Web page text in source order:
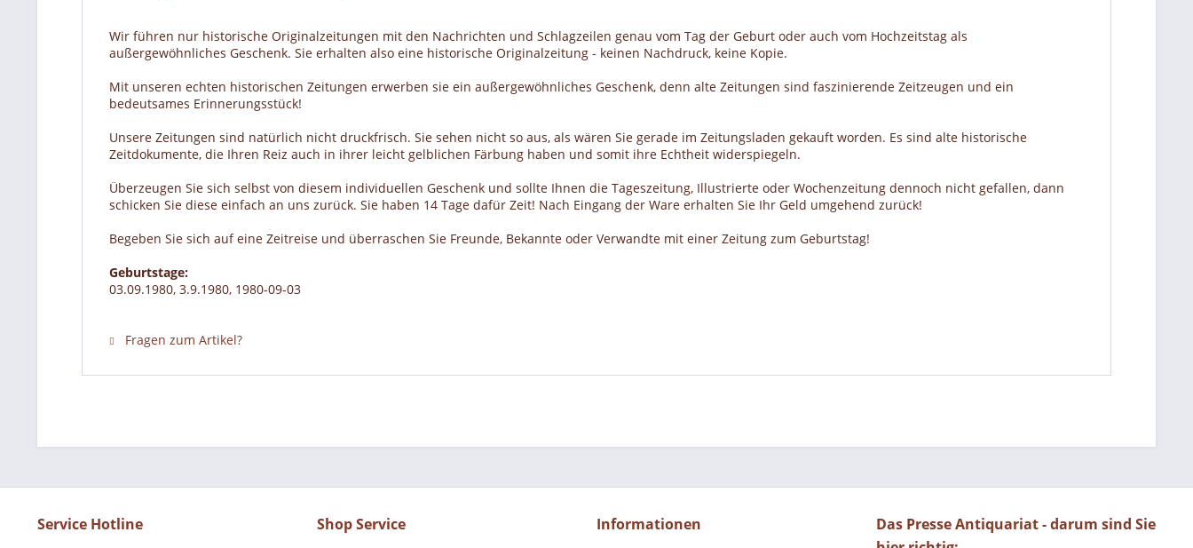
Wir führen nur historische Originalzeitungen mit den Nachrichten und Schlagzeilen genau vom Tag der Geburt oder auch vom Hochzeitstag als
außergewöhnliches Geschenk. Sie erhalten also eine historische Originalzeitung - keinen Nachdruck, keine Kopie.
Mit unseren echten historischen Zeitungen erwerben sie ein außergewöhnliches Geschenk, denn alte Zeitungen sind faszinierende Zeitzeugen und ein
bedeutsames Erinnerungsstück!
Unsere Zeitungen sind natürlich nicht druckfrisch. Sie sehen nicht so aus, als wären Sie gerade im Zeitungsladen gekauft worden. Es sind alte historische
Zeitdokumente, die Ihren Reiz auch in ihrer leicht gelblichen Färbung haben und somit ihre Echtheit widerspiegeln.
Überzeugen Sie sich selbst von diesem individuellen Geschenk und sollte Ihnen die Tageszeitung, Illustrierte oder Wochenzeitung dennoch nicht gefallen, dann
schicken Sie diese einfach an uns zurück. Sie haben 14 Tage dafür Zeit! Nach Eingang der Ware erhalten Sie Ihr Geld umgehend zurück!
Begeben Sie sich auf eine Zeitreise und überraschen Sie Freunde, Bekannte oder Verwandte mit einer Zeitung zum Geburtstag!
Geburtstage:
03.09.1980, 3.9.1980, 1980-09-03
Fragen zum Artikel?
Service Hotline Shop Service Informationen
Das Presse Antiquariat - darum sind Sie